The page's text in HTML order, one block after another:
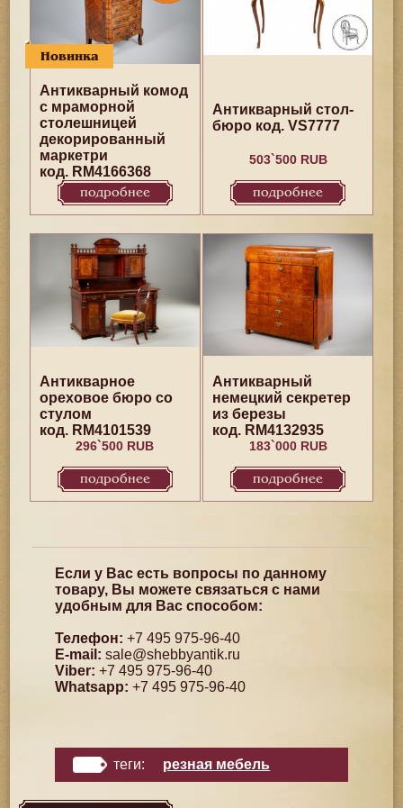
Новинка
Антикварный комод
с мраморной
столешницей
декорированный
маркетри
код. RM4166368
подробнее
Антикварный стол-
бюро код. VS7777
503`500 RUB
подробнее
Антикварное
ореховое бюро со
стулом
код. RM4101539
296`500 RUB
подробнее
Антикварный
немецкий секретер
из березы
код. RM4132935
183`000 RUB
подробнее
Если у Вас есть вопросы по данному
товару, Вы можете связаться с нами
удобным для Вас способом:
Телефон: +7 495 975-96-40
E-mail: sale@shebbyantik.ru
Viber: +7 495 975-96-40
Whatsapp: +7 495 975-96-40
теги: резная мебель